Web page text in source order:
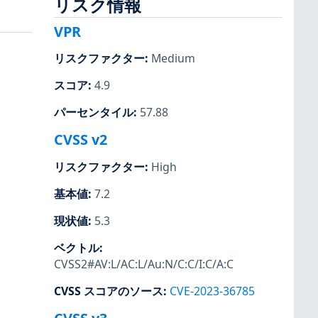
リスク情報
VPR
リスクファクター: Medium
スコア: 4.9
パーセンタイル: 57.88
CVSS v2
リスクファクター: High
基本値: 7.2
現状値: 5.3
ベクトル:
CVSS2#AV:L/AC:L/Au:N/C:C/I:C/A:C
CVSS スコアのソース: CVE-2023-36785